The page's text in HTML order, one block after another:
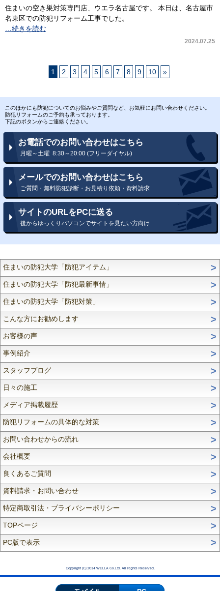
住まいの空き巣対策専門店、ウエラ名古屋です。 本日は、名古屋市
名東区での防犯リフォーム工事でした。
…続きを読む
2024.07.25
1 2 3 4 5 6 7 8 9 10 »
このほかにも防犯についてのお悩みやご質問など、お気軽にお問い合わせください。
防犯リフォームのご予約も承っております。
下記のボタンからご連絡ください。
お電話でのお問い合わせはこちら
月曜～土曜 8:30～20:00 (フリーダイヤル)
メールでのお問い合わせはこちら
ご質問・無料防犯診断・お見積り依頼・資料請求
サイトのURLをPCに送る
後からゆっくりパソコンでサイトを見たい方向け
住まいの防犯大学「防犯アイテム」
住まいの防犯大学「防犯最新事情」
住まいの防犯大学「防犯対策」
こんな方にお勧めします
お客様の声
事例紹介
スタッフブログ
日々の施工
メディア掲載履歴
防犯リフォームの具体的な対策
お問い合わせからの流れ
会社概要
良くあるご質問
資料請求・お問い合わせ
特定商取引法・プライバシーポリシー
TOPページ
PC版で表示
Copyright (C) 2014 WELLA Co.Ltd. All Rights Reserved.